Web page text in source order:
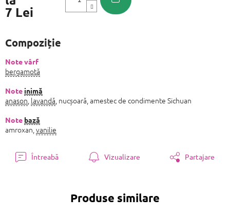
7 Lei
Compoziție
Note vârf
bergamotă
Note inimă
anason lavandă , nucșoară, amestec de condimente Sichuan
Note bază
amroxan, vanilie
Întreabă Vizualizare Partajare
Produse similare